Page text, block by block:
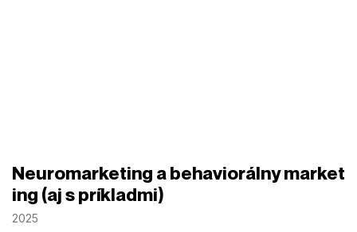
Neuromarketing a behaviorálny market
ing (aj s príkladmi)
2025